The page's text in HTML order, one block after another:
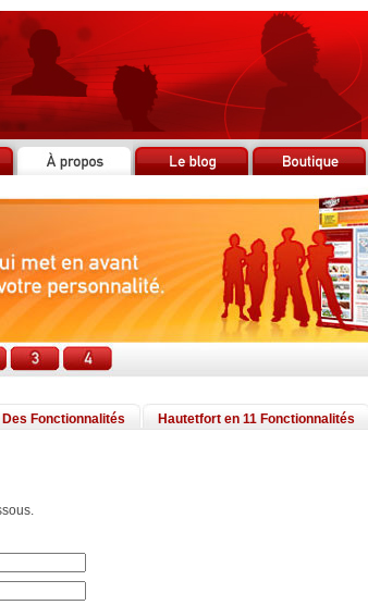
Des Fonctionnalités Hautetfort en 11 Fonctionnalités